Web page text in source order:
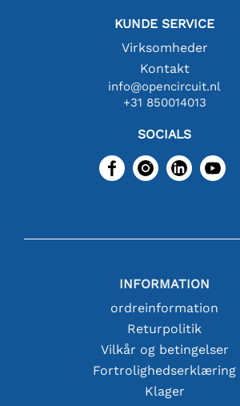
KUNDE SERVICE
Virksomheder
Kontakt
info@opencircuit.nl
+31 850014013
SOCIALS
INFORMATION
ordreinformation
Returpolitik
Vilkår og betingelser
Fortrolighedserklæring
Klager